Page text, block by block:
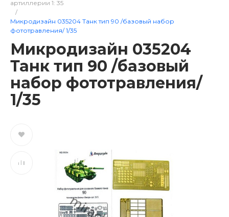
артиллерии 1: 35
/
Микродизайн 035204 Танк тип 90 /базовый набор
фототравления/ 1/35
Микродизайн 035204
Танк тип 90 /базовый
набор фототравления/
1/35